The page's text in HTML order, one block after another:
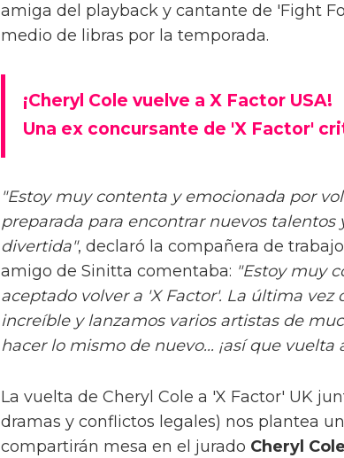
amiga del playback y cantante de 'Fight
medio de libras por la temporada.
¡Cheryl Cole vuelve a X Factor USA!
Una ex concursante de 'X Factor'
"Estoy muy contenta y emocionada por
preparada para encontrar nuevos talentos
divertida", declaró la compañera de
amigo de Sinitta comentaba: "Estoy muy
aceptado volver a 'X Factor'. La última
increíble y lanzamos varios artistas de
hacer lo mismo de nuevo... ¡así que vuelta
La vuelta de Cheryl Cole a 'X Factor' UK
dramas y conflictos legales) nos plantea
compartirán mesa en el jurado Cheryl